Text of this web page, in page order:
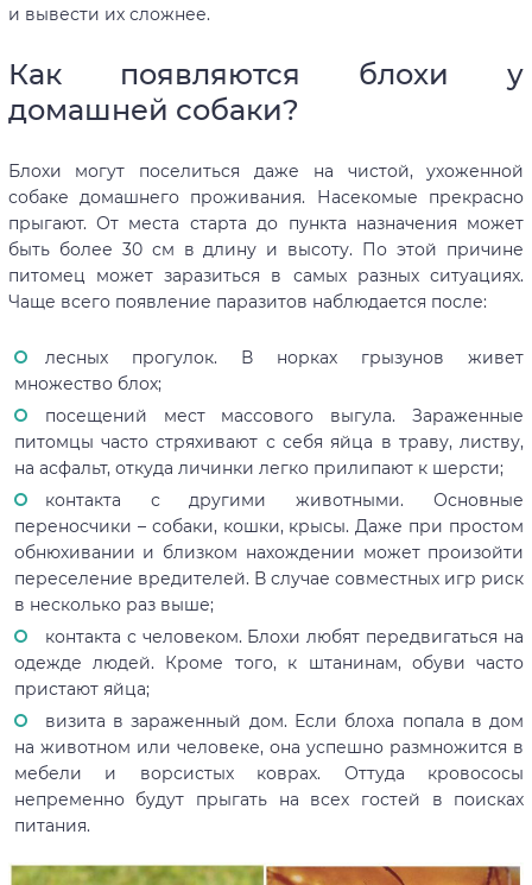
и вывести их сложнее.
Как появляются блохи у
домашней собаки?
Блохи могут поселиться даже на чистой, ухоженной
собаке домашнего проживания. Насекомые прекрасно
прыгают. От места старта до пункта назначения может
быть более 30 см в длину и высоту. По этой причине
питомец может заразиться в самых разных ситуациях.
Чаще всего появление паразитов наблюдается после:
лесных прогулок. В норках грызунов живет
множество блох;
посещений мест массового выгула. Зараженные
питомцы часто стряхивают с себя яйца в траву, листву,
на асфальт, откуда личинки легко прилипают к шерсти;
контакта с другими животными. Основные
переносчики – собаки, кошки, крысы. Даже при простом
обнюхивании и близком нахождении может произойти
переселение вредителей. В случае совместных игр риск
в несколько раз выше;
контакта с человеком. Блохи любят передвигаться на
одежде людей. Кроме того, к штанинам, обуви часто
пристают яйца;
визита в зараженный дом. Если блоха попала в дом
на животном или человеке, она успешно размножится в
мебели и ворсистых коврах. Оттуда кровососы
непременно будут прыгать на всех гостей в поисках
питания.